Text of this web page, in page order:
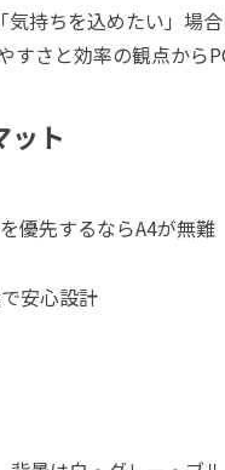
気持ちを込めたい」場
さと効率の観点から
ット
優先するならA4が無難
安心設計